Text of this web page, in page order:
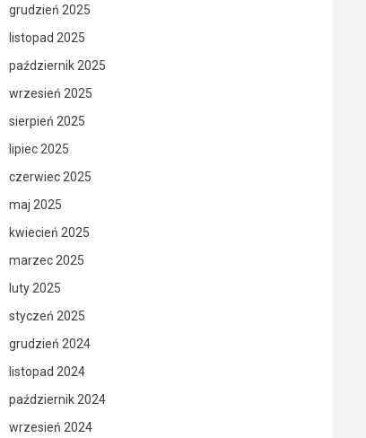
grudzień 2025
listopad 2025
październik 2025
wrzesień 2025
sierpień 2025
lipiec 2025
czerwiec 2025
maj 2025
kwiecień 2025
marzec 2025
luty 2025
styczeń 2025
grudzień 2024
listopad 2024
październik 2024
wrzesień 2024